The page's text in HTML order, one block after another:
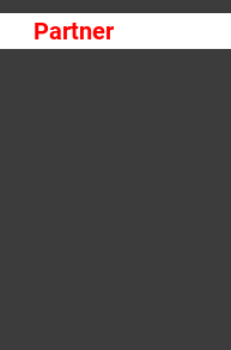
Partner